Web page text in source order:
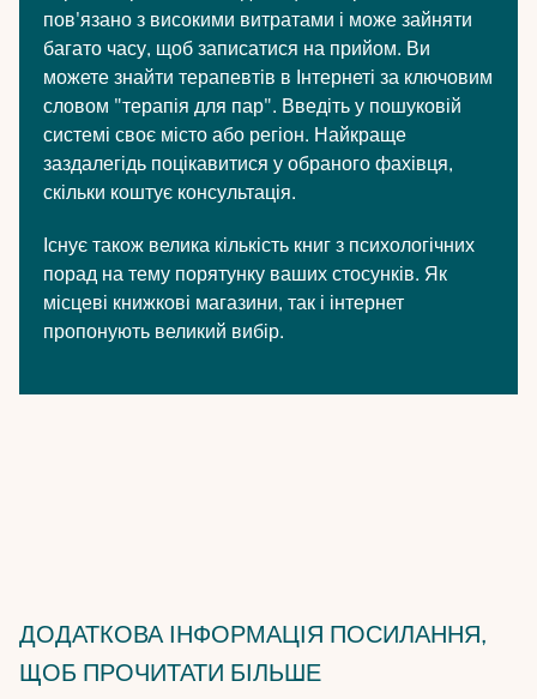
пов'язано з високими витратами і може зайняти
багато часу, щоб записатися на прийом. Ви
можете знайти терапевтів в Інтернеті за ключовим
словом "терапія для пар". Введіть у пошуковій
системі своє місто або регіон. Найкраще
заздалегідь поцікавитися у обраного фахівця,
скільки коштує консультація.
Існує також велика кількість книг з психологічних
порад на тему порятунку ваших стосунків. Як
місцеві книжкові магазини, так і інтернет
пропонують великий вибір.
ДОДАТКОВА ІНФОРМАЦІЯ ПОСИЛАННЯ,
ЩОБ ПРОЧИТАТИ БІЛЬШЕ